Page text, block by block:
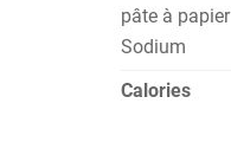
pâte à papier
Sodium
Calories